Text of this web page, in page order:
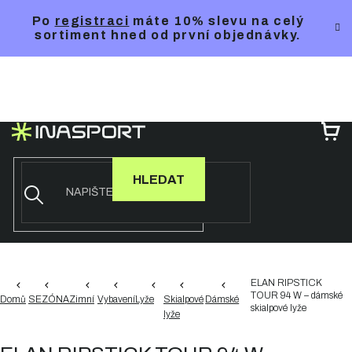
Po registraci máte 10% slevu na celý
sortiment hned od první objednávky.
HLEDAT
Domů SEZÓNAZimní VybaveníLyže
Skialpové
lyže
Dámské
ELAN RIPSTICK
TOUR 94 W – dámské
skialpové lyže